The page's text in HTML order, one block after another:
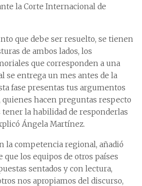
la Corte Internacional de
que debe ser resuelto, se tienen
de ambos lados, los
que corresponden a una
se entrega un mes antes de la
fase presentas tus argumentos
quienes hacen preguntas respecto
tener la habilidad de responderlas
Ángela Martínez.
la competencia regional, añadió
que los equipos de otros países
sentados y con lectura,
nos apropiamos del discurso,